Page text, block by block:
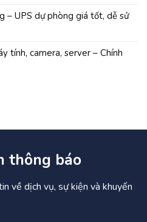
– UPS dự phòng giá tốt, dễ sử
tính, camera, server – Chính
thông báo
về dịch vụ, sự kiện và khuyến